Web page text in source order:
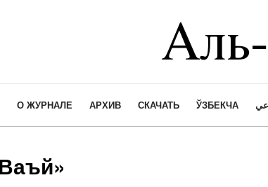
О ЖУРНАЛЕ АРХИВ СКАЧАТЬ ЎЗБЕКЧА